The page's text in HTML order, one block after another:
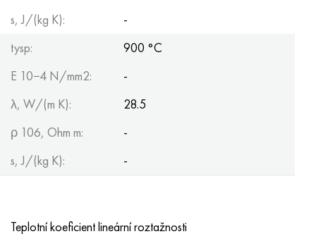
s, J/(kg K):
-
tysp:
900 °С
E 10−4 N/mm2:
-
λ, W/(m K):
28.5
ρ 106, Ohm m:
-
s, J/(kg K):
-
Teplotní koeficient lineární roztažnosti